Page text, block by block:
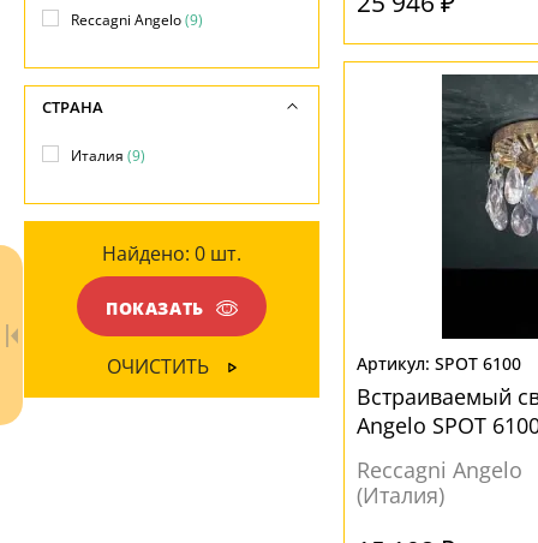
SPOT 6100
Встраиваемый
Angelo SPOT
Reccagni Angelo
(Италия)
Вниз(9)
МАТЕРИАЛ
Без плафона
Стекло(4)
(4)
ЦВЕТ ПЛАФОНОВ
Металл(9)
ПОВЕРХНОСТЬ
-
Reccagni Angelo(9)
СТРАНА
Италия (9)
Найдено: 0 шт.
ПОКАЗАТЬ
ОЧИСТИТЬ